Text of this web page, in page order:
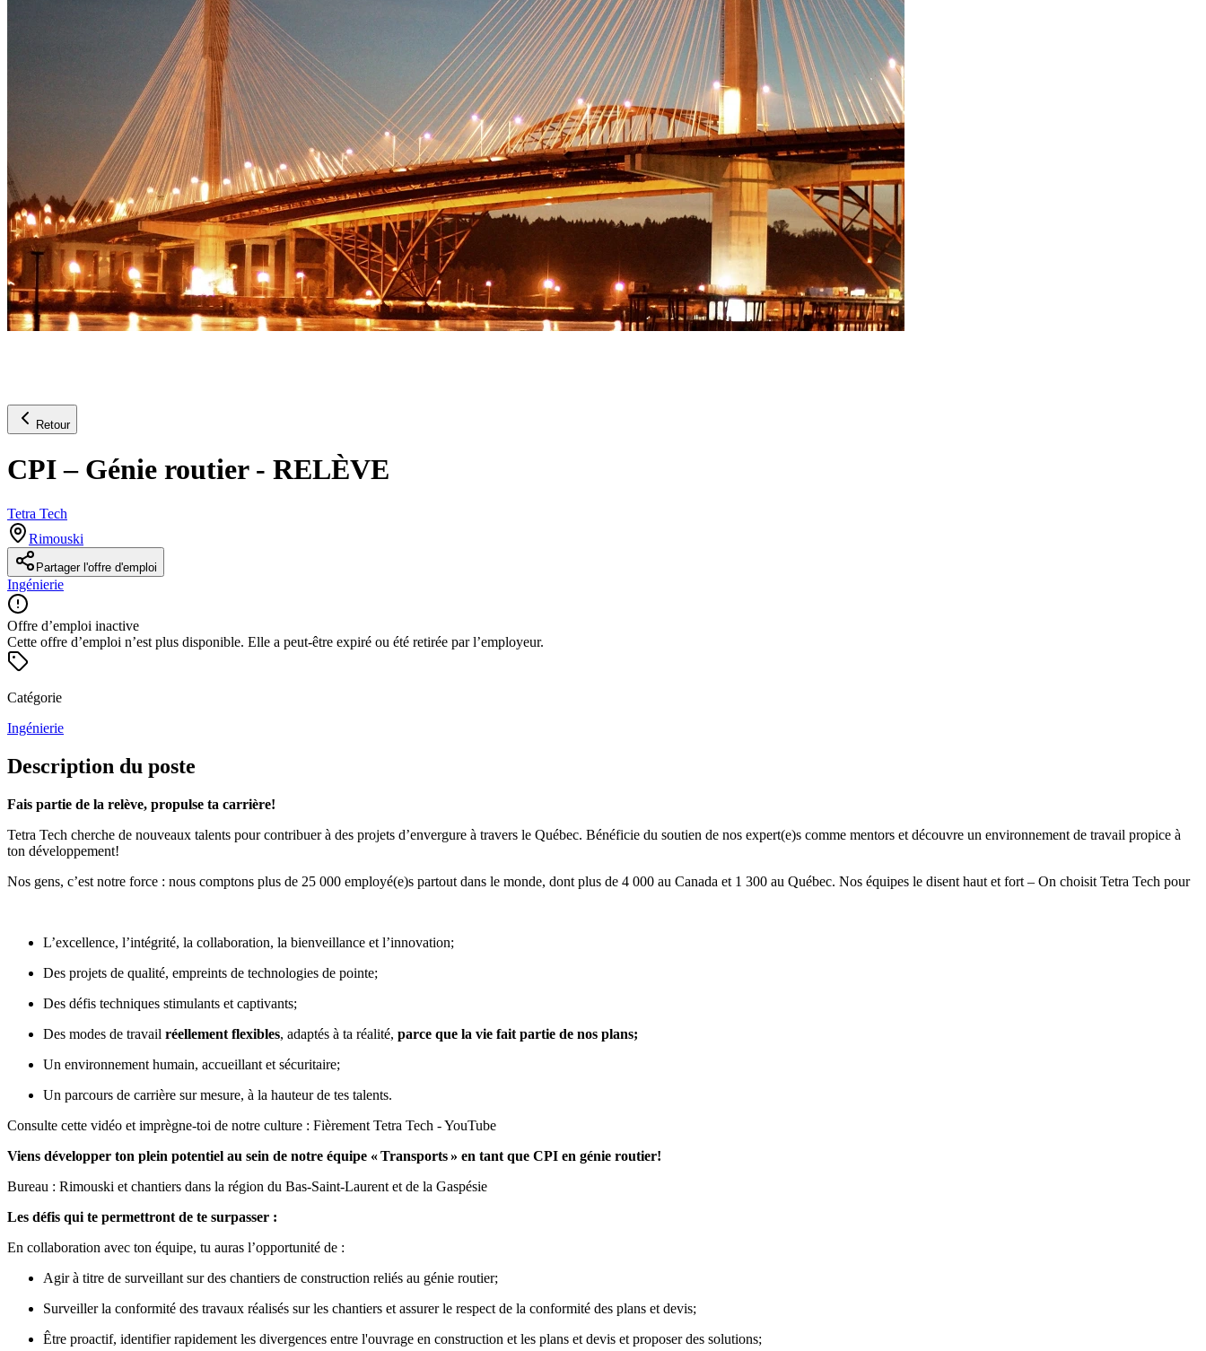
Retour
CPI – Génie routier - RELÈVE
Tetra Tech
Rimouski
Partager l'offre d'emploi
Ingénierie
Offre d’emploi inactive
Cette offre d’emploi n’est plus disponible. Elle a peut-être expiré ou été retirée par l’employeur.
Catégorie
Ingénierie
Description du poste
Fais partie de la relève, propulse ta carrière!
Tetra Tech cherche de nouveaux talents pour contribuer à des projets d’envergure à travers le Québec. Bénéficie du soutien de nos expert(e)s comme mentors et découvre un environnement de travail propice à
ton développement!
Nos gens, c’est notre force : nous comptons plus de 25 000 employé(e)s partout dans le monde, dont plus de 4 000 au Canada et 1 300 au Québec. Nos équipes le disent haut et fort – On choisit Tetra Tech pour
L’excellence, l’intégrité, la collaboration, la bienveillance et l’innovation;
Des projets de qualité, empreints de technologies de pointe;
Des défis techniques stimulants et captivants;
Des modes de travail réellement flexibles, adaptés à ta réalité, parce que la vie fait partie de nos plans;
Un environnement humain, accueillant et sécuritaire;
Un parcours de carrière sur mesure, à la hauteur de tes talents.
Consulte cette vidéo et imprègne-toi de notre culture : Fièrement Tetra Tech - YouTube
Viens développer ton plein potentiel au sein de notre équipe «Transports» en tant que CPI en génie routier!
Bureau : Rimouski et chantiers dans la région du Bas-Saint-Laurent et de la Gaspésie
Les défis qui te permettront de te surpasser :
En collaboration avec ton équipe, tu auras l’opportunité de :
Agir à titre de surveillant sur des chantiers de construction reliés au génie routier;
Surveiller la conformité des travaux réalisés sur les chantiers et assurer le respect de la conformité des plans et devis;
Être proactif, identifier rapidement les divergences entre l'ouvrage en construction et les plans et devis et proposer des solutions;